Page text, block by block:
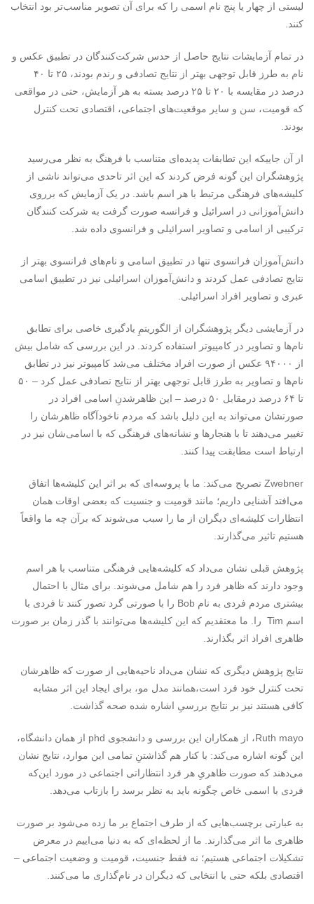
لیستی از چهار یا پنج نام اسمی را که برای آن تصویر مناسب‌تر بود انتخاب
کنند.
در تمام آزمایشات نتایج حاصل از حدس شرکت‌کنندگان در تطبیق عکس و
نام به طرز قابل توجهی بهتر از نتایج تصادفی و رندم بودند، ۲۵ تا ۴۰
درصد در مقایسه با ۲۰ تا ۲۵ درصد بسته به هر آزمایش، حتی در مواقعی
که قومیت، سن و سایر موقعیت‌های اجتماعی، اقتصادی تحت کنترل
بودند.
از آن جاییکه این تطابقات پدیده‌ای متناسب با فرهنگ به نظر می‌رسید
پژوهشگران این گونه فرض کردند که این اثر تاحدی می‌تواند ناشی از
کلیشه‌های فرهنگی مرتبط با هر اسم باشد. در یک آزمایش که برروی
دانش‌آموزانی در اسرائیل و فرانسه صورت گرفت به شرکت کنندگان
ترکیبی از اسامی و تصاویر اسرائیلی و فرانسوی داده شد.
دانش‌آموزان فرانسوی تنها در تطبیق اسامی و نام‌های فرانسوی بهتر از
نتایج تصادفی عمل کردند و دانش‌آموزان اسرائیلی نیز در تطبیق اسامی
عبری و تصاویر افراد اسرائیلی.
در آزمایشی دیگر پژوهشگران از الگوریتمِ یادگیری خاصی برای تطابق
نام‌ها و تصاویر در کامپیوتر استفاده کردند. در این بررسی که شامل بیش
از ۹۴۰۰۰ عکس از صورت افراد مختلف می‌شد کامپیوتر نیز در تطابق
نام‌ها و تصاویر به طرز قابل توجهی بهتر از نتایج تصادفی عمل کرد – ۵۰
تا ۶۴ درصد درمقابل ۵۰ درصد – این ظاهرشدنِ اسامی افراد در
صورتشان می‌تواند به این دلیل باشد که مردم ناخودآگاه ظاهرشان را
تغییر می‌دهند تا با هنجارها و نشانه‌های فرهنگی که با اسامی‌شان نیز در
ارتباط است مطابقت پیدا کنند.
Zwebner تصریح می‌کند: ما با پروسه‌ای که بر اثر این کلیشه‌ها اتفاق
می‌افتد آشنایی داریم؛ مانند قومیت و جنسیت که بعضی اوقات همان
انتظارات کلیشه‌ای دیگران از ما را سبب می‌شوند که برآن چه ما واقعاً
هستیم تاثیر می‌گذارند.
پژوهش قبلی نشان می‌داد که کلیشه‌هایی فرهنگی متناسب با هر اسم
وجود دارند که ظاهر فرد را هم شامل می‌شوند. برای مثال با احتمال
بیشتری مردم فردی به نام Bob را با صورتی گرد تصور کنند تا فردی با
اسم Tim را. ما معتقدیم که این کلیشه‌ها می‌توانند با گذر زمان بر صورت
ظاهری افراد اثر بگذارند.
نتایج پژوهش دیگری که نشان می‌داد ناحیه‌هایی از صورت که ظاهرشان
تحت کنترل خود فرد است،همانند مدل مو، برای ایجاد این اثر مشابه
کافی هستند نیز بر نتایج بررسیِ اشاره شده صحه گذاشت.
Ruth mayo، از همکاران این بررسی و دانشجوی phd از همان دانشگاه،
این گونه اشاره می‌کند: با کنار هم گذاشتنِ تمامی این موارد، نتایج نشان
می‌دهند که صورت ظاهریِ هر فرد انتظاراتی اجتماعی در مورد این‌که
فردی با اسمی خاص چگونه باید به نظر برسد را بازتاب می‌دهد.
به عبارتی برچسب‌هایی که از طرف اجتماع بر ما زده می‌شود بر صورت
ظاهری ما اثر می‌گذارند. ما از لحظه‌ای که به دنیا می‌اییم در معرض
تشکیلات اجتماعی هستیم؛ نه فقط جنسیت، قومیت و وضعیت اجتماعی –
اقتصادی بلکه حتی با انتخابی که دیگران در نام‌گذاری ما می‌کنند.